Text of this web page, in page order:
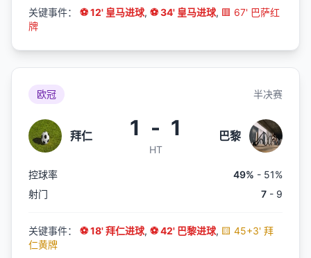
关键事件： ⚽ 12' 皇马进球, ⚽ 34' 皇马进球, 🟥 67' 巴萨红
牌
欧冠 半决赛
拜仁 1 - 1
HT
巴黎
控球率 49% - 51%
射门
7 - 9
关键事件： ⚽ 18' 拜仁进球, ⚽ 42' 巴黎进球, 🟨 45+3' 拜
仁黄牌